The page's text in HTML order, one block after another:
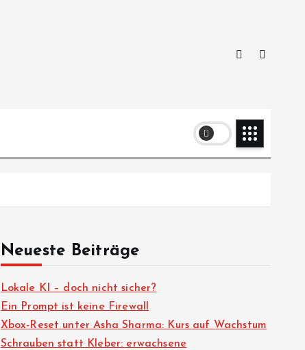
Neueste Beiträge
Lokale KI – doch nicht sicher?
Ein Prompt ist keine Firewall
Xbox-Reset unter Asha Sharma: Kurs auf Wachstum
Schrauben statt Kleber: erwachsene